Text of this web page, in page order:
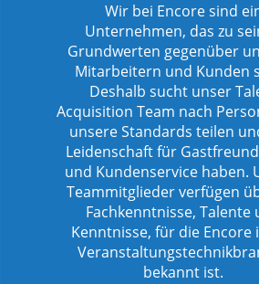
Wir bei Encore sind
Unternehmen, das zu
Grundwerten gegenüber
Mitarbeitern und Kunden
Deshalb sucht unser
Acquisition Team nach
unsere Standards teilen
Leidenschaft für
und Kundenservice haben.
Teammitglieder verfügen
Fachkenntnisse, Talente
Kenntnisse, für die Encore
bekannt ist.